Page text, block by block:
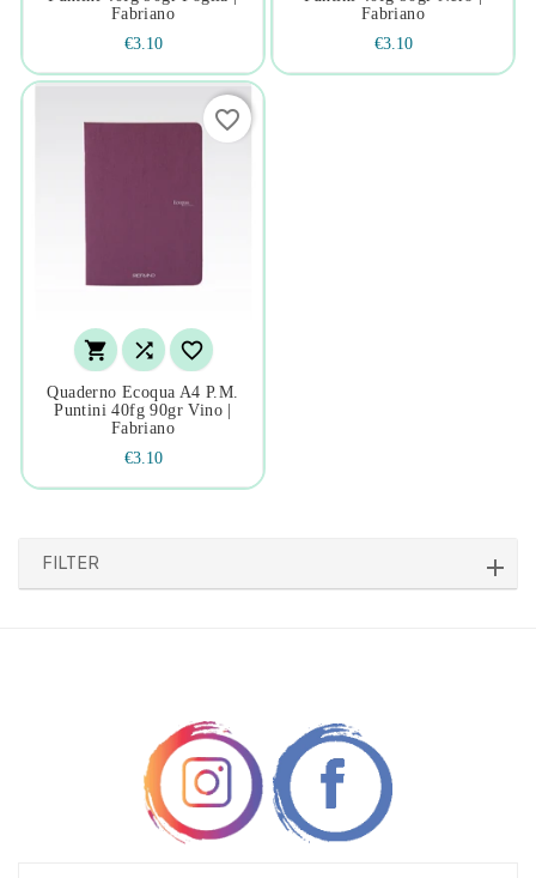
Fabriano
€3.10
Fabriano
€3.10
  
Quaderno Ecoqua A4 P.m.
Puntini 40fg 90gr Vino |
Fabriano
€3.10
favorite_border
FILTER